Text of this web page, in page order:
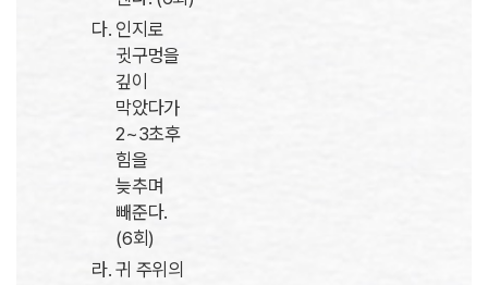
인지로
귓구멍을
깊이
막았다가
2~3초후
힘을
늦추며
빼준다.
(6회)
귀 주위의